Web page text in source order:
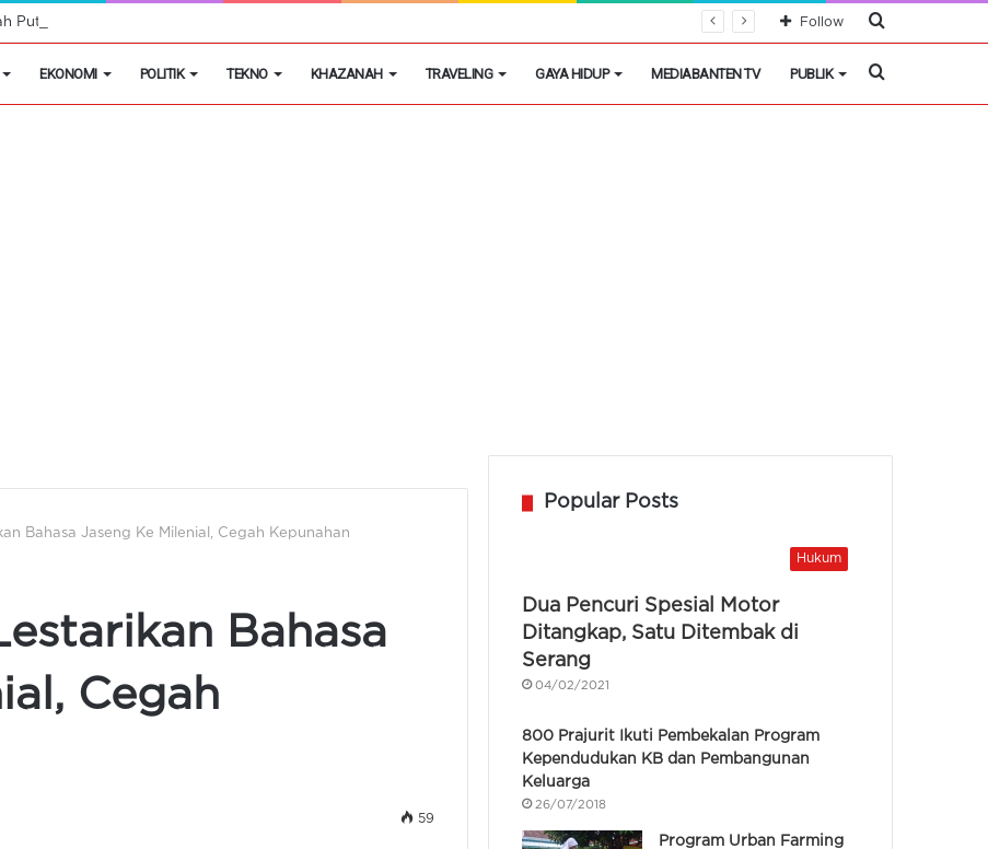
Putih Tidak Akan Menutup Warung Kelontongan di Desa Cari
Follow
EKONOMI POLITIK TEKNO KHAZANAH TRAVELING GAYA HIDUP MEDIABANTEN TV PUBLIK Cari
Bahasa Jaseng Ke Milenial, Cegah Kepunahan
Bahasa
Cegah
59
Popular Posts
Hukum
Dua Pencuri Spesial Motor
Ditangkap, Satu Ditembak di
Serang
04/02/2021
800 Prajurit Ikuti Pembekalan Program
Kependudukan KB dan Pembangunan
Keluarga
26/07/2018
Program Urban Farming